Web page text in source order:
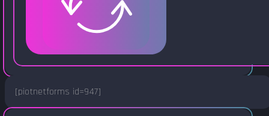
[piotnetforms id=947]